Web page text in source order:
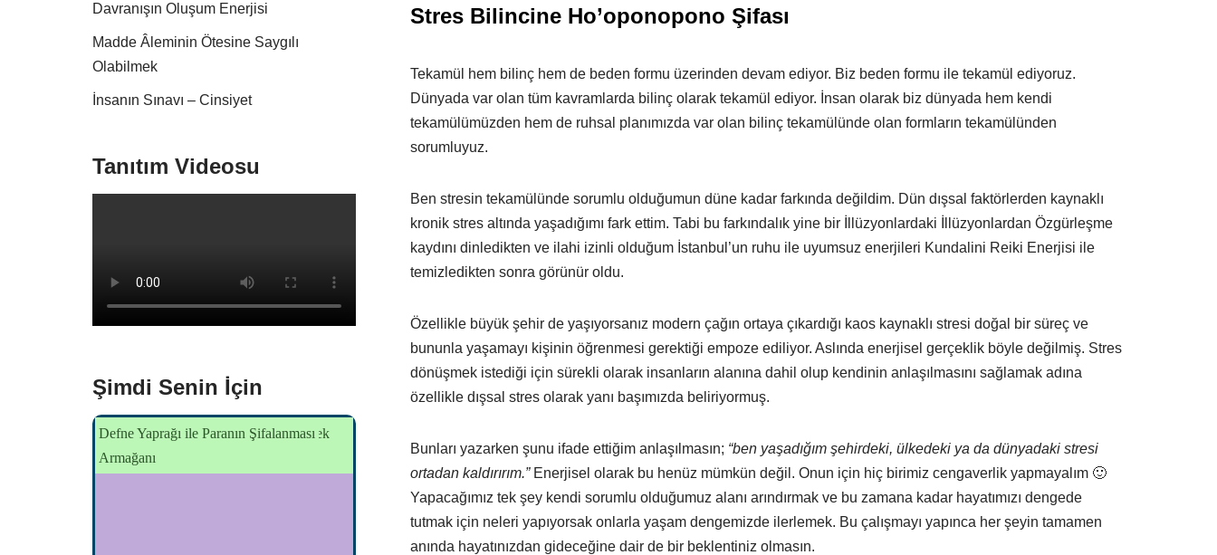
Davranışın Oluşum Enerjisi
Madde Âleminin Ötesine Saygılı
Olabilmek
İnsanın Sınavı – Cinsiyet
Tanıtım Videosu
Şimdi Senin İçin
Müsait misin Sevgili Dünya?
Tekamülsüzlerden Özgürleşme - Yaşam
Hikayesi
Enerjisel Hırsızlık
Başmelek Sandolfon ile Sülale İçin Işık
Armağanı
Kara Şeytanın Varlığından Özgürleşmek
Defne Yaprağı ile Paranın Şifalanması
Stres Bilincine Ho’oponopono Şifası
Tekamül hem bilinç hem de beden formu üzerinden devam ediyor. Biz beden formu ile tekamül ediyoruz.
Dünyada var olan tüm kavramlarda bilinç olarak tekamül ediyor. İnsan olarak biz dünyada hem kendi
tekamülümüzden hem de ruhsal planımızda var olan bilinç tekamülünde olan formların tekamülünden
sorumluyuz.
Ben stresin tekamülünde sorumlu olduğumun düne kadar farkında değildim. Dün dışsal faktörlerden kaynaklı
kronik stres altında yaşadığımı fark ettim. Tabi bu farkındalık yine bir İllüzyonlardaki İllüzyonlardan Özgürleşme
kaydını dinledikten ve ilahi izinli olduğum İstanbul’un ruhu ile uyumsuz enerjileri Kundalini Reiki Enerjisi ile
temizledikten sonra görünür oldu.
Özellikle büyük şehir de yaşıyorsanız modern çağın ortaya çıkardığı kaos kaynaklı stresi doğal bir süreç ve
bununla yaşamayı kişinin öğrenmesi gerektiği empoze ediliyor. Aslında enerjisel gerçeklik böyle değilmiş. Stres
dönüşmek istediği için sürekli olarak insanların alanına dahil olup kendinin anlaşılmasını sağlamak adına
özellikle dışsal stres olarak yanı başımızda beliriyormuş.
Bunları yazarken şunu ifade ettiğim anlaşılmasın; “ben yaşadığım şehirdeki, ülkedeki ya da dünyadaki stresi
ortadan kaldırırım.” Enerjisel olarak bu henüz mümkün değil. Onun için hiç birimiz cengaverlik yapmayalım 🙂
Yapacağımız tek şey kendi sorumlu olduğumuz alanı arındırmak ve bu zamana kadar hayatımızı dengede
tutmak için neleri yapıyorsak onlarla yaşam dengemizde ilerlemek. Bu çalışmayı yapınca her şeyin tamamen
anında hayatınızdan gideceğine dair de bir beklentiniz olmasın.